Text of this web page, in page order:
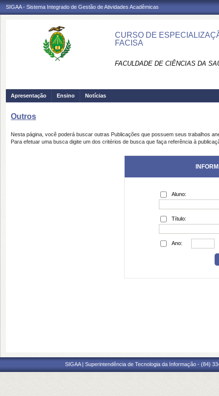
SIGAA - Sistema Integrado de Gestão de Atividades Acadêmicas
CURSO DE
FACISA
FACULDADE DE CIÊNCIAS DA
Apresentação Ensino Notícias
Outros
Nesta página, você poderá buscar outras Publicações que possuem seus trabalhos
Para efetuar uma busca digite um dos critérios de busca que faça referência à
Aluno:
Título:
Ano:
SIGAA | Superintendência de Tecnologia da Informação - (84)